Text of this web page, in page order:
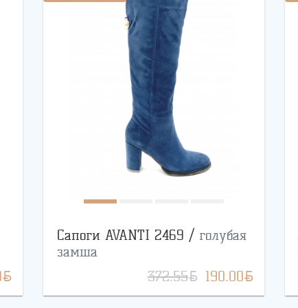
BYN
Сапоги AVANTI 2469 / голубая
замша
372.55BYN 190.00BYN